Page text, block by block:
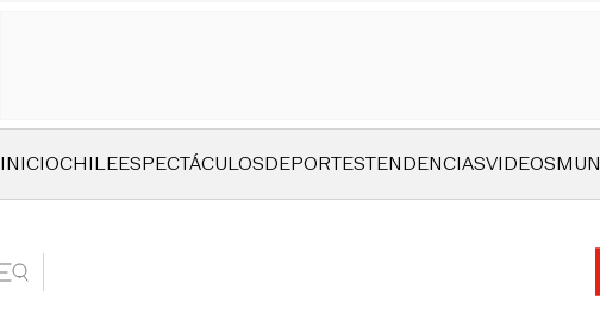
INICIOCHILEESPECTÁCULOSDEPORTESTENDENCIASVIDEOS